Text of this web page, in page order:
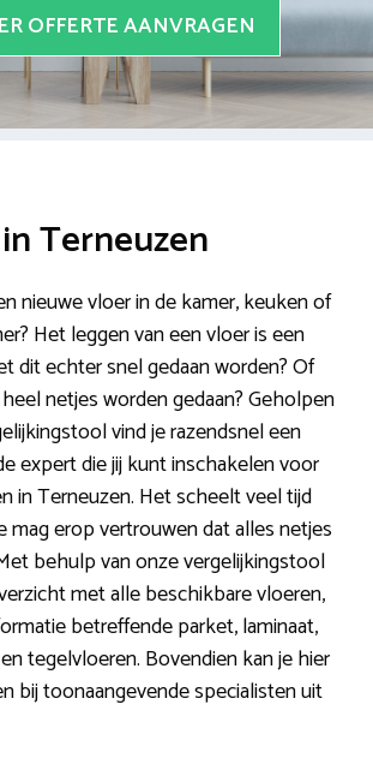
OFFERTE AANVRAGEN
Terneuzen
nieuwe vloer in de kamer, keuken of
Het leggen van een vloer is een
dit echter snel gedaan worden? Of
netjes worden gedaan? Geholpen
vind je razendsnel een
expert die jij kunt inschakelen voor
in Terneuzen. Het scheelt veel tijd
mag erop vertrouwen dat alles netjes
behulp van onze vergelijkingstool
met alle beschikbare vloeren,
betreffende parket, laminaat,
tegelvloeren. Bovendien kan je hier
bij toonaangevende specialisten uit